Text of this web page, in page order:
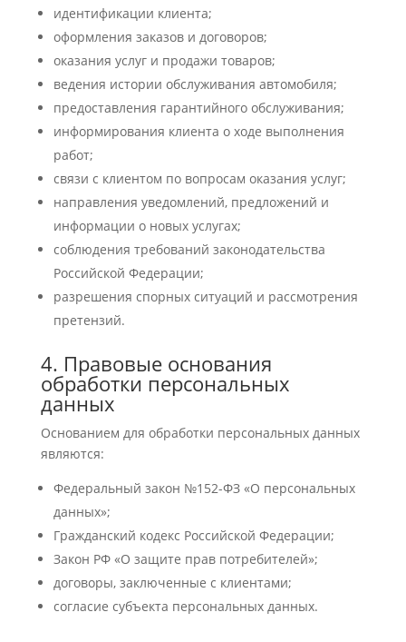
идентификации клиента;
оформления заказов и договоров;
оказания услуг и продажи товаров;
ведения истории обслуживания автомобиля;
предоставления гарантийного обслуживания;
информирования клиента о ходе выполнения
работ;
связи с клиентом по вопросам оказания услуг;
направления уведомлений, предложений и
информации о новых услугах;
соблюдения требований законодательства
Российской Федерации;
разрешения спорных ситуаций и рассмотрения
претензий.
4. Правовые основания
обработки персональных
данных
Основанием для обработки персональных данных
являются:
Федеральный закон №152-ФЗ «О персональных
данных»;
Гражданский кодекс Российской Федерации;
Закон РФ «О защите прав потребителей»;
договоры, заключенные с клиентами;
согласие субъекта персональных данных.